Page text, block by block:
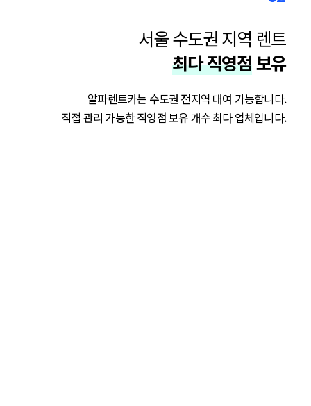
서울 수도권 지역 렌트
최다 직영점보유
알파렌트카는 수도권 전지역 대여 가능합니다.
직접 관리 가능한 직영점 보유 개수 최다 업체입니다.